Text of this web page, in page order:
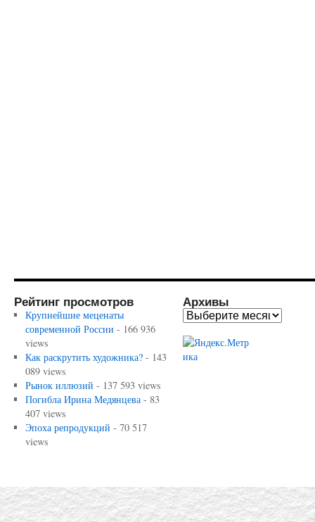
Рейтинг просмотров
Крупнейшие меценаты
современной России - 166 936
views
Как раскрутить художника?- 143
089 views
Рынок иллюзий - 137 593 views
Погибла Ирина Медянцева- 83
407 views
Эпоха репродукций - 70 517
views
Архивы